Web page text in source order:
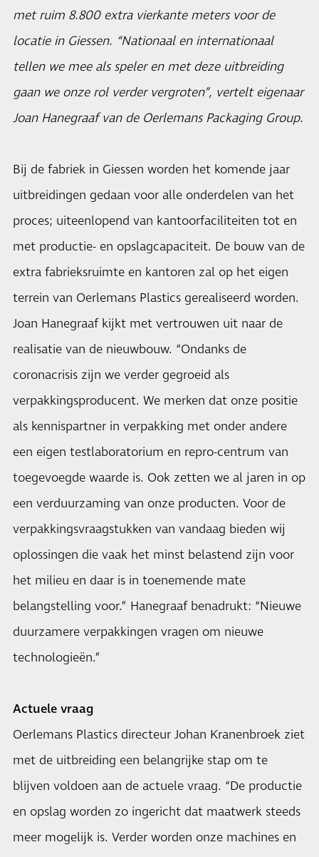
met ruim 8.800 extra vierkante meters voor de
locatie in Giessen. “Nationaal en internationaal
tellen we mee als speler en met deze uitbreiding
gaan we onze rol verder vergroten”, vertelt eigenaar
Joan Hanegraaf van de Oerlemans Packaging Group.
Bij de fabriek in Giessen worden het komende jaar
uitbreidingen gedaan voor alle onderdelen van het
proces; uiteenlopend van kantoorfaciliteiten tot en
met productie- en opslagcapaciteit. De bouw van de
extra fabrieksruimte en kantoren zal op het eigen
terrein van Oerlemans Plastics gerealiseerd worden.
Joan Hanegraaf kijkt met vertrouwen uit naar de
realisatie van de nieuwbouw. “Ondanks de
coronacrisis zijn we verder gegroeid als
verpakkingsproducent. We merken dat onze positie
als kennispartner in verpakking met onder andere
een eigen testlaboratorium en repro-centrum van
toegevoegde waarde is. Ook zetten we al jaren in op
een verduurzaming van onze producten. Voor de
verpakkingsvraagstukken van vandaag bieden wij
oplossingen die vaak het minst belastend zijn voor
het milieu en daar is in toenemende mate
belangstelling voor.” Hanegraaf benadrukt: “Nieuwe
duurzamere verpakkingen vragen om nieuwe
technologieën.”
Actuele vraag
Oerlemans Plastics directeur Johan Kranenbroek ziet
met de uitbreiding een belangrijke stap om te
blijven voldoen aan de actuele vraag. “De productie
en opslag worden zo ingericht dat maatwerk steeds
meer mogelijk is. Verder worden onze machines en